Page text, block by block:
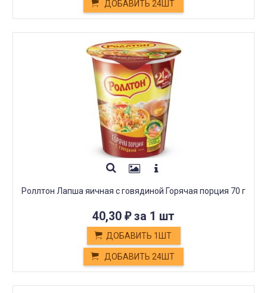
ДОБАВИТЬ 24ШТ
Роллтон Лапша яичная с говядиной Горячая порция 70 г
40,30 ₽за 1 шт
ДОБАВИТЬ 1ШТ
ДОБАВИТЬ 24ШТ